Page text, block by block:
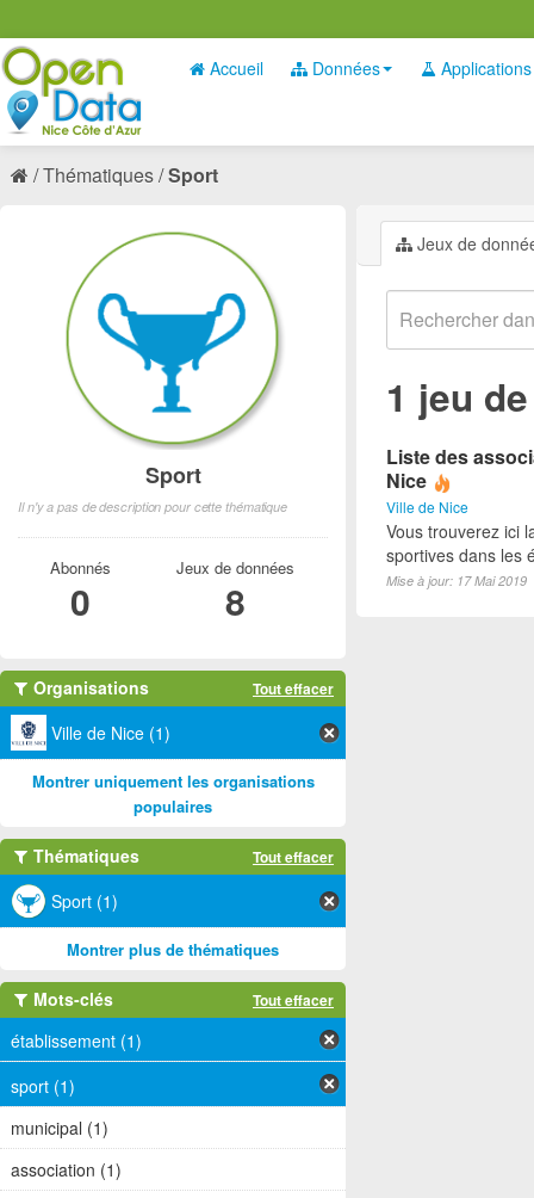
Accueil Données Applications
Thématiques Sport
Jeux de
1 jeu
Liste des
Nice
Ville de Nice
Vous trouverez ici
sportives dans les
Mise à jour: 17 Mai 2019
Sport
Il n'y a pas de description pour cette thématique
Abonnés
0
Jeux de données
8
Organisations Tout effacer
Ville de Nice (1)
Montrer uniquement les organisations
populaires
Thématiques Tout effacer
Sport (1)
Montrer plus de thématiques
Mots-clés Tout effacer
établissement (1)
sport (1)
municipal (1)
association (1)